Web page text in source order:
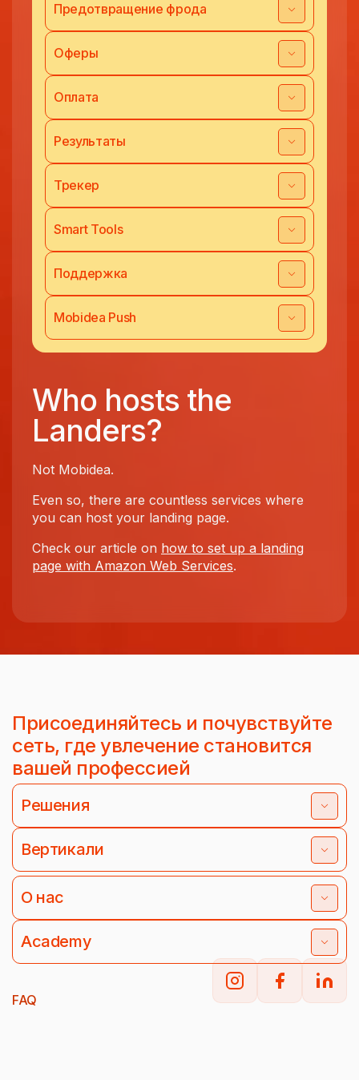
Предотвращение фрода
Оферы
Оплата
Результаты
Трекер
Smart Tools
Поддержка
Mobidea Push
Who hosts the
Landers?
Not Mobidea.
Even so, there are countless services where
you can host your landing page.
Check our article on how to set up a landing
page with Amazon Web Services.
Присоединяйтесь и почувствуйте
сеть, где увлечение становится
вашей профессией
Решения
Вертикали
О нас
Academy
FAQ